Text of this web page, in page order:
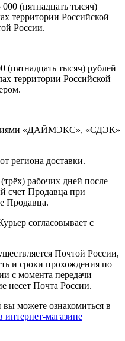
(пятнадцать тысяч)
территории Российской
России.
(пятнадцать тысяч) рублей
территории Российской
«ДАЙМЭКС», «СДЭК»
региона доставки.
рабочих дней после
счет Продавца при
Продавца.
согласовывает с
Почтой России,
и сроки прохождения по
с момента передачи
несет Почта России.
можете ознакомиться в
интернет-магазине